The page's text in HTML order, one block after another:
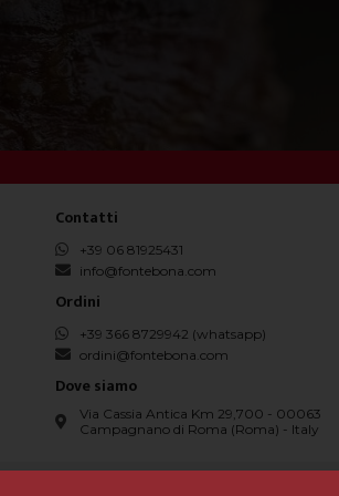
Contatti
+39 06 81925431
info@fontebona.com
Ordini
+39 366 8729942 (whatsapp)
ordini@fontebona.com
Dove siamo
Via Cassia Antica Km 29,700 - 00063
Campagnano di Roma (Roma) - Italy